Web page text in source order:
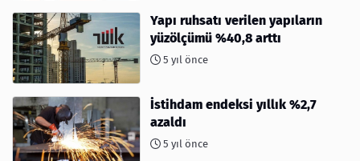
Yapı ruhsatı verilen yapıların
yüzölçümü %40,8 arttı
5 yıl önce
İstihdam endeksi yıllık %2,7
azaldı
5 yıl önce